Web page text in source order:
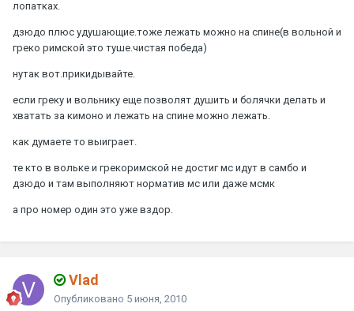
лопатках.
дзюдо плюс удушающие.тоже лежать можно на спине(в вольной и
греко римской это туше.чистая победа)
нутак вот.прикидывайте.
если греку и вольнику еще позволят душить и болячки делать и
хватать за кимоно и лежать на спине можно лежать.
как думаете то выиграет.
те кто в вольке и грекоримской не достиг мс идут в самбо и
дзюдо и там выполняют норматив мс или даже мсмк
а про номер один это уже вздор.
Vlad
Опубликовано 5 июня, 2010